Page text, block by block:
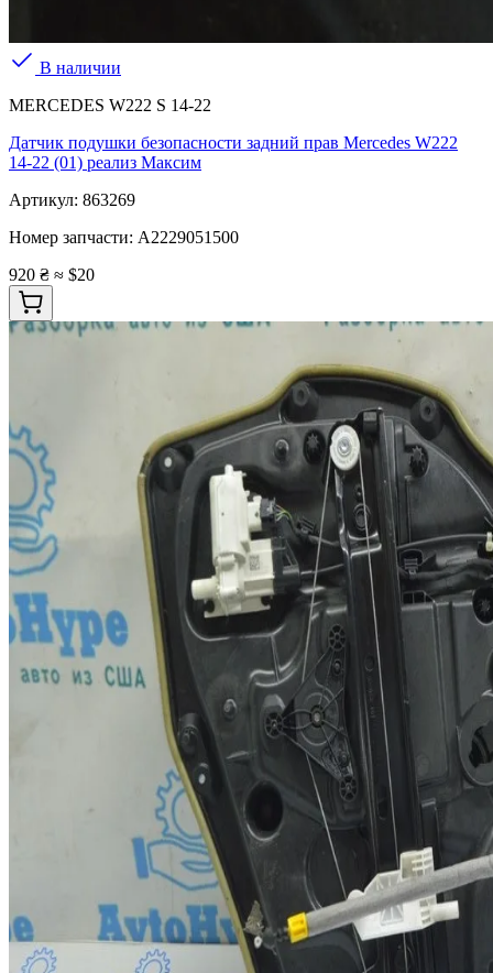
В наличии
MERCEDES W222 S 14-22
Датчик подушки безопасности задний прав Mercedes W222
14-22 (01) реализ Максим
Артикул: 863269
Номер запчасти: A2229051500
920 ₴ ≈ $20